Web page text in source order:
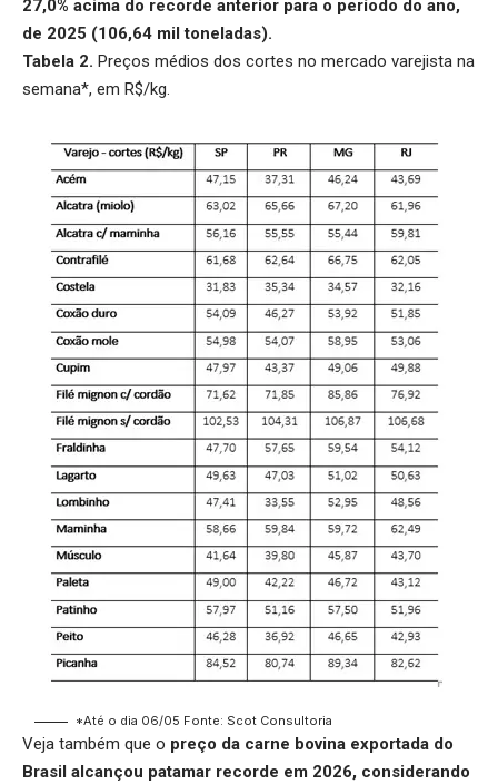
27,0% acima do recorde anterior para o período do ano,
de 2025 (106,64 mil toneladas).
Tabela 2. Preços médios dos cortes no mercado varejista na
semana*, em R$/kg.
*Até o dia 06/05 Fonte: Scot Consultoria
Veja também que o preço da carne bovina exportada do
Brasil alcançou patamar recorde em 2026, considerando